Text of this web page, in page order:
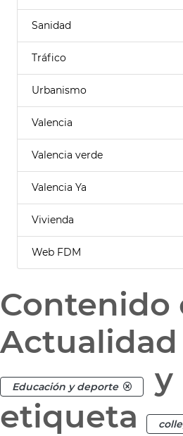
Sanidad
Tráfico
Urbanismo
Valencia
Valencia verde
Valencia Ya
Vivienda
Web FDM
Contenido
Actualidad
Educación y deporte
y
etiqueta